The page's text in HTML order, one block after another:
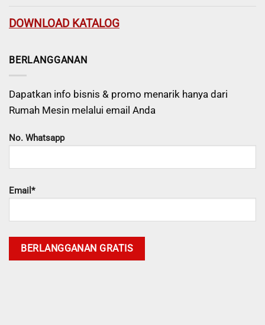
DOWNLOAD KATALOG
BERLANGGANAN
Dapatkan info bisnis & promo menarik hanya dari
Rumah Mesin melalui email Anda
No. Whatsapp
Email*